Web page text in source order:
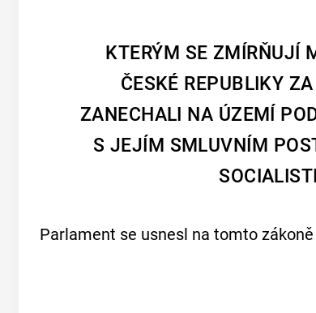
KTERÝM SE ZMÍRŇUJÍ
ČESKÉ REPUBLIKY
ZANECHALI NA ÚZEMÍ
S JEJÍM SMLUVNÍM
Parlament se usnesl na tomto